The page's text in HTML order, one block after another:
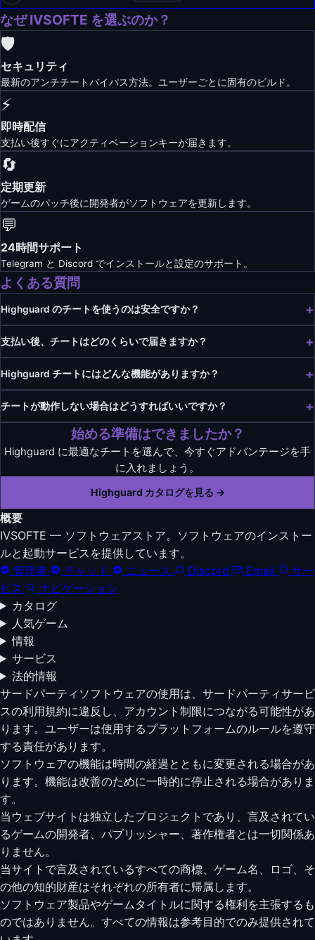
なぜ IVSOFTE を選ぶのか？
🛡️
セキュリティ
最新のアンチチートバイパス方法。ユーザーごとに固有のビルド。
⚡
即時配信
支払い後すぐにアクティベーションキーが届きます。
🔄
定期更新
ゲームのパッチ後に開発者がソフトウェアを更新します。
💬
24時間サポート
Telegram と Discord でインストールと設定のサポート。
よくある質問
Highguard のチートを使うのは安全ですか？
支払い後、チートはどのくらいで届きますか？
Highguard チートにはどんな機能がありますか？
チートが動作しない場合はどうすればいいですか？
始める準備はできましたか？
Highguard に最適なチートを選んで、今すぐアドバンテージを手
に入れましょう。
Highguard カタログを見る →
概要
IVSOFTE — ソフトウェアストア。ソフトウェアのインストー
ルと起動サービスを提供しています。
管理者
チャット ニュース Discord Email
サー
ビス
ナビゲーション
カタログ
人気ゲーム
情報
サービス
法的情報
サードパーティソフトウェアの使用は、サードパーティサービ
スの利用規約に違反し、アカウント制限につながる可能性があ
ります。ユーザーは使用するプラットフォームのルールを遵守
する責任があります。
ソフトウェアの機能は時間の経過とともに変更される場合があ
ります。機能は改善のために一時的に停止される場合がありま
す。
当ウェブサイトは独立したプロジェクトであり、言及されてい
るゲームの開発者、パブリッシャー、著作権者とは一切関係あ
りません。
当サイトで言及されているすべての商標、ゲーム名、ロゴ、そ
の他の知的財産はそれぞれの所有者に帰属します。
ソフトウェア製品やゲームタイトルに関する権利を主張するも
のではありません。すべての情報は参考目的でのみ提供されて